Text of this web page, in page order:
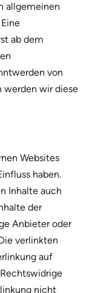
allgemeinen
ab dem
von
werden wir diese
Websites
haben.
Inhalte auch
der
Anbieter oder
verlinkten
auf
nicht